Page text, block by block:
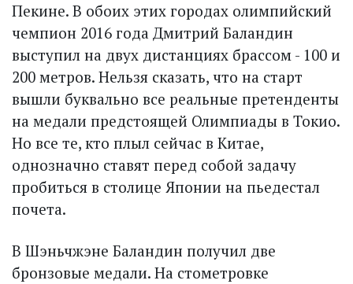
Пекине. В обоих этих городах олимпийский
чемпион 2016 года Дмитрий Баландин
выступил на двух дистанциях брассом - 100 и
200 метров. Нельзя сказать, что на старт
вышли буквально все реальные претенденты
на медали предстоящей Олимпиады в Токио.
Но все те, кто плыл сейчас в Китае,
однозначно ставят перед собой задачу
пробиться в столице Японии на пьедестал
почета.
В Шэньчжэне Баландин получил две
бронзовые медали. На стометровке